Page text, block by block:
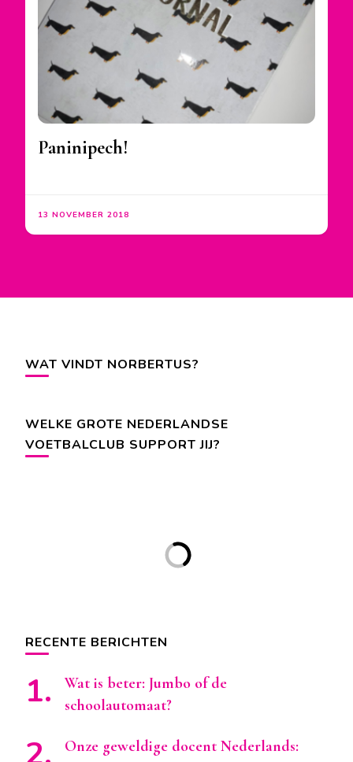
Paninipech!
13 NOVEMBER 2018
WAT VINDT NORBERTUS?
WELKE GROTE NEDERLANDSE
VOETBALCLUB SUPPORT JIJ?
RECENTE BERICHTEN
Wat is beter: Jumbo of de
schoolautomaat?
Onze geweldige docent Nederlands: